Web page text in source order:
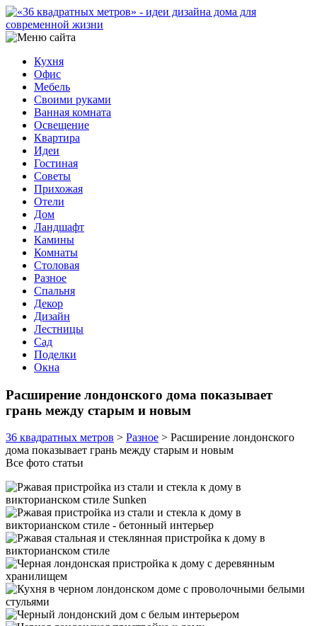
Кухня
Офис
Мебель
Своими руками
Ванная комната
Освещение
Квартира
Идеи
Гостиная
Советы
Прихожая
Отели
Дом
Ландшафт
Камины
Комнаты
Столовая
Разное
Спальня
Декор
Дизайн
Лестницы
Сад
Поделки
Окна
Расширение лондонского дома показывает
грань между старым и новым
36 квадратных метров > Разное > Расширение лондонского
дома показывает грань между старым и новым
Все фото статьи